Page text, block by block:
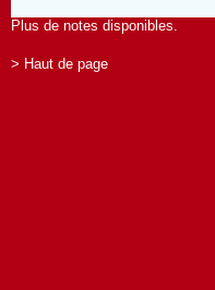
Plus de notes disponibles.
> Haut de page